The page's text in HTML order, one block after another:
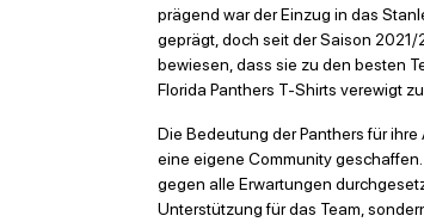
prägend war der Einzug in das
geprägt, doch seit der Saison
bewiesen, dass sie zu den besten
Florida Panthers T-Shirts verewigt
Die Bedeutung der Panthers für
eine eigene Community
gegen alle Erwartungen
Unterstützung für das Team,